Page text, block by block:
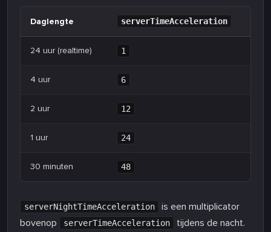
Daglengte serverTimeAcceleration
24 uur (realtime) 1
4 uur 6
2 uur 12
1 uur 24
30 minuten 48
serverNightTimeAcceleration
is een multiplicator
bovenop
serverTimeAcceleration
tijdens de nacht.